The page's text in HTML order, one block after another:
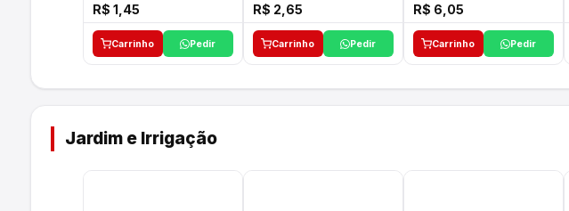
R$ 1,45
Carrinho Pedir
R$ 2,65
Carrinho Pedir
R$ 6,05
Carrinho Pedir
Jardim e Irrigação